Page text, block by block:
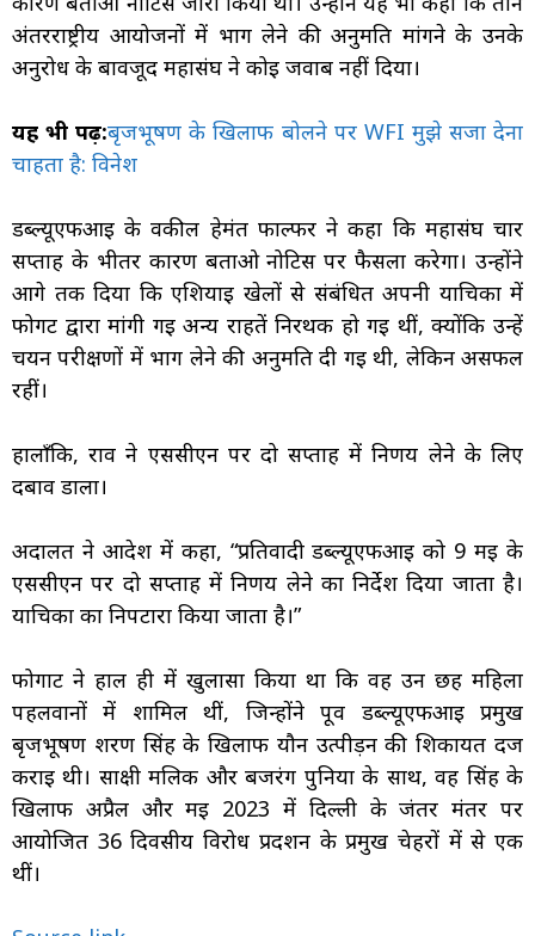
अंतरराष्ट्रीय आयोजनों में भाग लेने की अनुमति मांगने के उनके
अनुरोध के बावजूद महासंघ ने कोई जवाब नहीं दिया।
यह भी पढ़ें:बृजभूषण के खिलाफ बोलने पर WFI मुझे सजा देना
चाहता है: विनेश
डब्ल्यूएफआई के वकील हेमंत फाल्फर ने कहा कि महासंघ चार
सप्ताह के भीतर कारण बताओ नोटिस पर फैसला करेगा। उन्होंने
आगे तर्क दिया कि एशियाई खेलों से संबंधित अपनी याचिका में
फोगट द्वारा मांगी गई अन्य राहतें निरर्थक हो गई थीं, क्योंकि उन्हें
चयन परीक्षणों में भाग लेने की अनुमति दी गई थी, लेकिन असफल
रहीं।
हालाँकि, राव ने एससीएन पर दो सप्ताह में निर्णय लेने के लिए
दबाव डाला।
अदालत ने आदेश में कहा, “प्रतिवादी डब्ल्यूएफआई को 9 मई के
एससीएन पर दो सप्ताह में निर्णय लेने का निर्देश दिया जाता है।
याचिका का निपटारा किया जाता है।”
फोगाट ने हाल ही में खुलासा किया था कि वह उन छह महिला
पहलवानों में शामिल थीं, जिन्होंने पूर्व डब्ल्यूएफआई प्रमुख
बृजभूषण शरण सिंह के खिलाफ यौन उत्पीड़न की शिकायत दर्ज
कराई थी। साक्षी मलिक और बजरंग पुनिया के साथ, वह सिंह के
खिलाफ अप्रैल और मई 2023 में दिल्ली के जंतर मंतर पर
आयोजित 36 दिवसीय विरोध प्रदर्शन के प्रमुख चेहरों में से एक
थीं।